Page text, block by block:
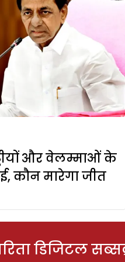
और वेलम्माओं के
कौन मारेगा जीत
डिजिटल